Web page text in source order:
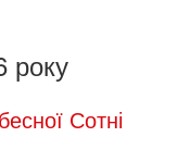
року
Сотні